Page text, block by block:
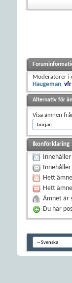
Moderatorer i
Haugeman, vfr
Alternativ för
Visa ämnen
Ikonförklaring
Hett
Hett
Ämnet är
Du har